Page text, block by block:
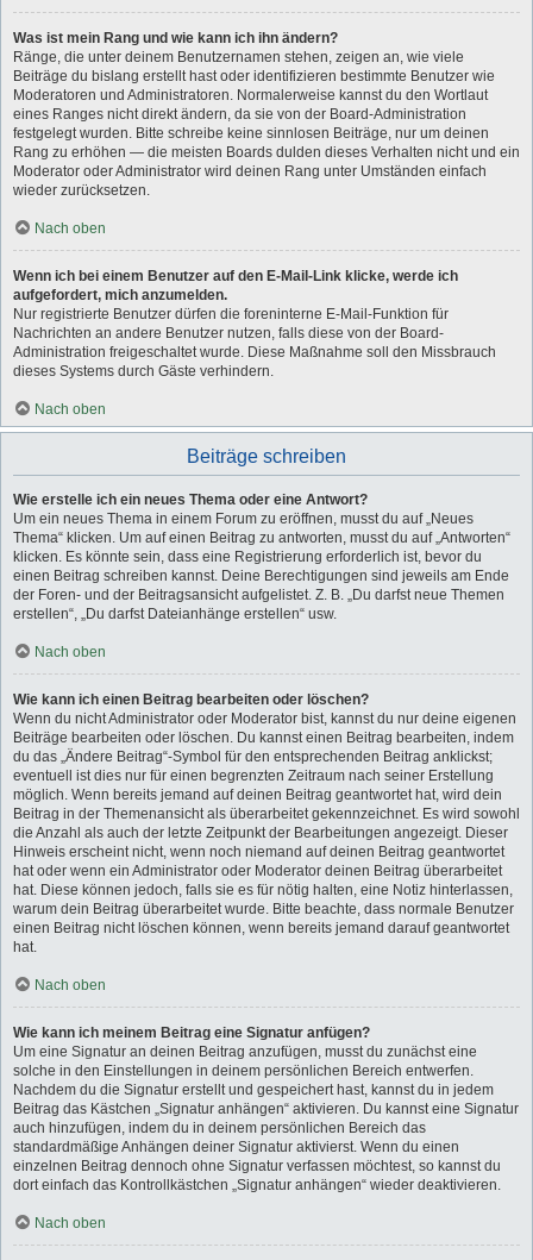
Was ist mein Rang und wie kann ich ihn ändern?
Ränge, die unter deinem Benutzernamen stehen, zeigen an, wie viele
Beiträge du bislang erstellt hast oder identifizieren bestimmte Benutzer wie
Moderatoren und Administratoren. Normalerweise kannst du den Wortlaut
eines Ranges nicht direkt ändern, da sie von der Board-Administration
festgelegt wurden. Bitte schreibe keine sinnlosen Beiträge, nur um deinen
Rang zu erhöhen — die meisten Boards dulden dieses Verhalten nicht und ein
Moderator oder Administrator wird deinen Rang unter Umständen einfach
wieder zurücksetzen.
Nach oben
Wenn ich bei einem Benutzer auf den E-Mail-Link klicke, werde ich
aufgefordert, mich anzumelden.
Nur registrierte Benutzer dürfen die foreninterne E-Mail-Funktion für
Nachrichten an andere Benutzer nutzen, falls diese von der Board-
Administration freigeschaltet wurde. Diese Maßnahme soll den Missbrauch
dieses Systems durch Gäste verhindern.
Nach oben
Beiträge schreiben
Wie erstelle ich ein neues Thema oder eine Antwort?
Um ein neues Thema in einem Forum zu eröffnen, musst du auf „Neues
Thema“ klicken. Um auf einen Beitrag zu antworten, musst du auf „Antworten“
klicken. Es könnte sein, dass eine Registrierung erforderlich ist, bevor du
einen Beitrag schreiben kannst. Deine Berechtigungen sind jeweils am Ende
der Foren- und der Beitragsansicht aufgelistet. Z. B. „Du darfst neue Themen
erstellen“, „Du darfst Dateianhänge erstellen“ usw.
Nach oben
Wie kann ich einen Beitrag bearbeiten oder löschen?
Wenn du nicht Administrator oder Moderator bist, kannst du nur deine eigenen
Beiträge bearbeiten oder löschen. Du kannst einen Beitrag bearbeiten, indem
du das „Ändere Beitrag“-Symbol für den entsprechenden Beitrag anklickst;
eventuell ist dies nur für einen begrenzten Zeitraum nach seiner Erstellung
möglich. Wenn bereits jemand auf deinen Beitrag geantwortet hat, wird dein
Beitrag in der Themenansicht als überarbeitet gekennzeichnet. Es wird sowohl
die Anzahl als auch der letzte Zeitpunkt der Bearbeitungen angezeigt. Dieser
Hinweis erscheint nicht, wenn noch niemand auf deinen Beitrag geantwortet
hat oder wenn ein Administrator oder Moderator deinen Beitrag überarbeitet
hat. Diese können jedoch, falls sie es für nötig halten, eine Notiz hinterlassen,
warum dein Beitrag überarbeitet wurde. Bitte beachte, dass normale Benutzer
einen Beitrag nicht löschen können, wenn bereits jemand darauf geantwortet
hat.
Nach oben
Wie kann ich meinem Beitrag eine Signatur anfügen?
Um eine Signatur an deinen Beitrag anzufügen, musst du zunächst eine
solche in den Einstellungen in deinem persönlichen Bereich entwerfen.
Nachdem du die Signatur erstellt und gespeichert hast, kannst du in jedem
Beitrag das Kästchen „Signatur anhängen“ aktivieren. Du kannst eine Signatur
auch hinzufügen, indem du in deinem persönlichen Bereich das
standardmäßige Anhängen deiner Signatur aktivierst. Wenn du einen
einzelnen Beitrag dennoch ohne Signatur verfassen möchtest, so kannst du
dort einfach das Kontrollkästchen „Signatur anhängen“ wieder deaktivieren.
Nach oben